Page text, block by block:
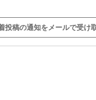
投稿の通知をメールで受け